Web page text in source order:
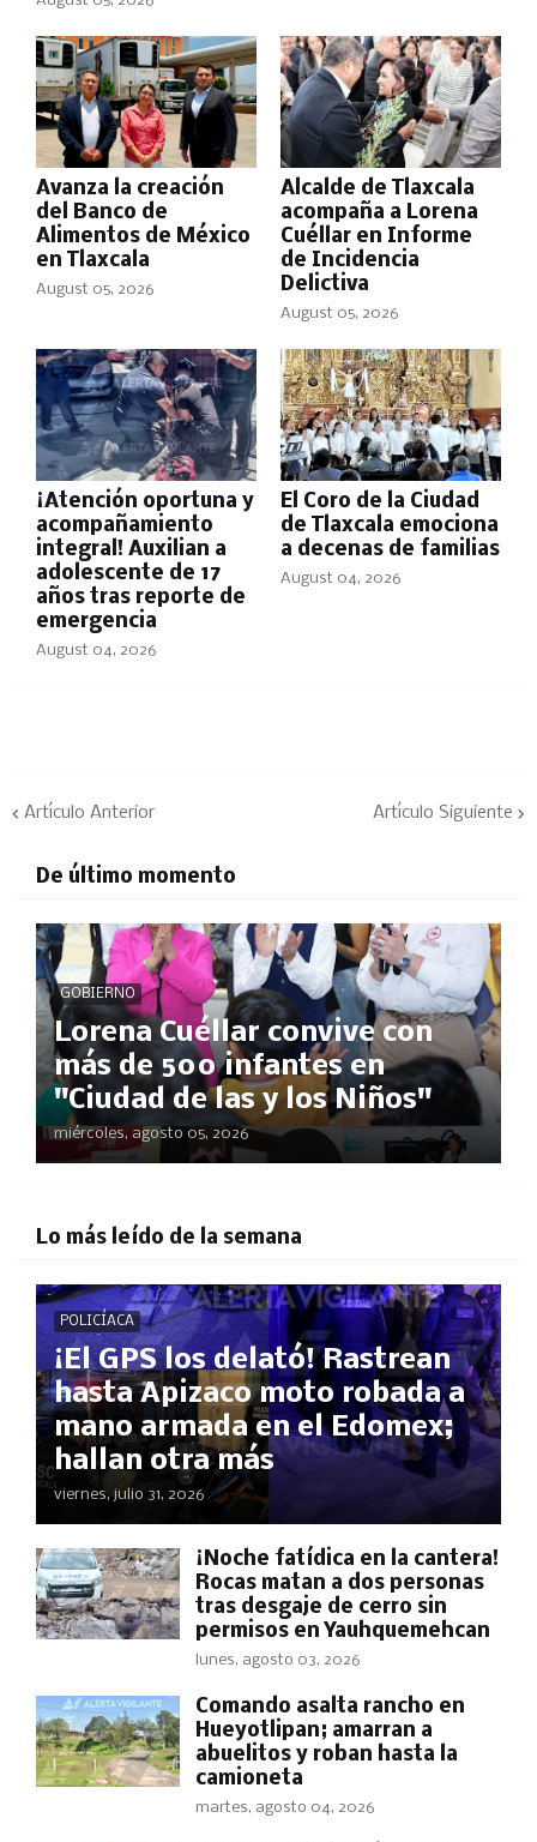
Avanza la creación
del Banco de
Alimentos de México
en Tlaxcala
August 05, 2026
Alcalde de Tlaxcala
acompaña a Lorena
Cuéllar en Informe
de Incidencia
Delictiva
August 05, 2026
¡Atención oportuna y
acompañamiento
integral! Auxilian a
adolescente de 17
años tras reporte de
emergencia
August 04, 2026
El Coro de la Ciudad
de Tlaxcala emociona
a decenas de familias
August 04, 2026
Artículo Anterior Artículo Siguiente
De último momento
GOBIERNO
Lorena Cuéllar convive con
más de 500 infantes en
"Ciudad de las y los Niños"
miércoles, agosto 05, 2026
Lo más leído de la semana
POLICÍACA
¡El GPS los delató! Rastrean
hasta Apizaco moto robada a
mano armada en el Edomex;
hallan otra más
viernes, julio 31, 2026
​¡Noche fatídica en la cantera!
Rocas matan a dos personas
tras desgaje de cerro sin
permisos en Yauhquemehcan
lunes, agosto 03, 2026
Comando asalta rancho en
Hueyotlipan; amarran a
abuelitos y roban hasta la
camioneta
martes, agosto 04, 2026